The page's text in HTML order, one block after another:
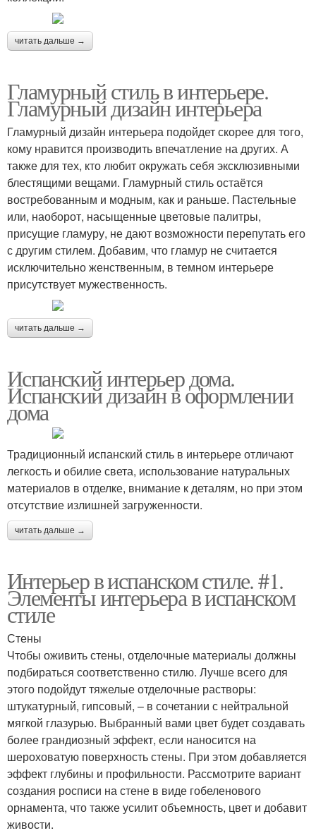
читать дальше →
Гламурный стиль в интерьере.
Гламурный дизайн интерьера
Гламурный дизайн интерьера подойдет скорее для того,
кому нравится производить впечатление на других. А
также для тех, кто любит окружать себя эксклюзивными
блестящими вещами. Гламурный стиль остаётся
востребованным и модным, как и раньше. Пастельные
или, наоборот, насыщенные цветовые палитры,
присущие гламуру, не дают возможности перепутать его
с другим стилем. Добавим, что гламур не считается
исключительно женственным, в темном интерьере
присутствует мужественность.
читать дальше →
Испанский интерьер дома.
Испанский дизайн в оформлении
дома
Традиционный испанский стиль в интерьере отличают
легкость и обилие света, использование натуральных
материалов в отделке, внимание к деталям, но при этом
отсутствие излишней загруженности.
читать дальше →
Интерьер в испанском стиле. #1.
Элементы интерьера в испанском
стиле
Стены
Чтобы оживить стены, отделочные материалы должны
подбираться соответственно стилю. Лучше всего для
этого подойдут тяжелые отделочные растворы:
штукатурный, гипсовый, – в сочетании с нейтральной
мягкой глазурью. Выбранный вами цвет будет создавать
более грандиозный эффект, если наносится на
шероховатую поверхность стены. При этом добавляется
эффект глубины и профильности. Рассмотрите вариант
создания росписи на стене в виде гобеленового
орнамента, что также усилит объемность, цвет и добавит
живости.